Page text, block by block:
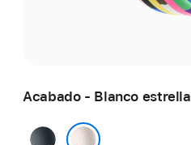
Acabado - Blanco estrella
Medianoche